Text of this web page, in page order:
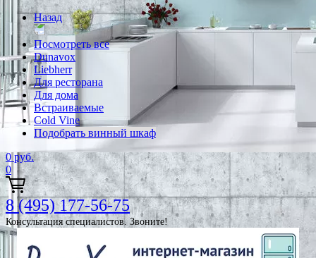
Назад
Посмотреть все
Dunavox
Liebherr
Для ресторана
Для дома
Встраиваемые
Cold Vine
Подобрать винный шкаф
0 руб.
0
8 (495) 177-56-75
Консультация специалистов. Звоните!